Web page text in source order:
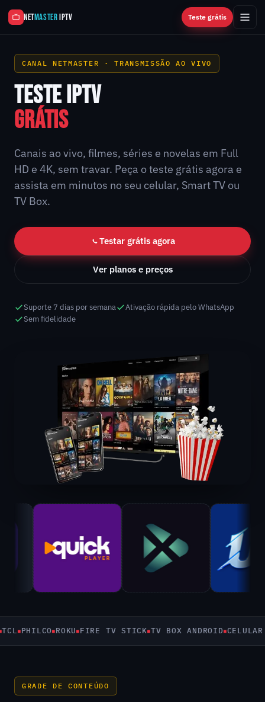
NETMASTERIPTV Teste grátis
CANAL NETMASTER · TRANSMISSÃO AO VIVO
TESTE IPTV
GRÁTIS
Canais ao vivo, filmes, séries e novelas em Full
HD e 4K, sem travar. Peça o teste grátis agora e
assista em minutos no seu celular, Smart TV ou
TV Box.
Testar grátis agora
Ver planos e preços
Suporte 7 dias por semana
Ativação rápida pelo WhatsApp
Sem fidelidade
ROKU FIRE TV STICK TV BOX ANDROID CELULAR E
GRADE DE CONTEÚDO